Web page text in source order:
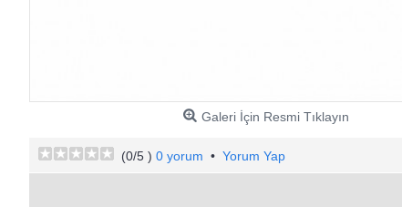
Galeri İçin Resmi Tıklayın
(0/5 ) 0 yorum • Yorum Yap